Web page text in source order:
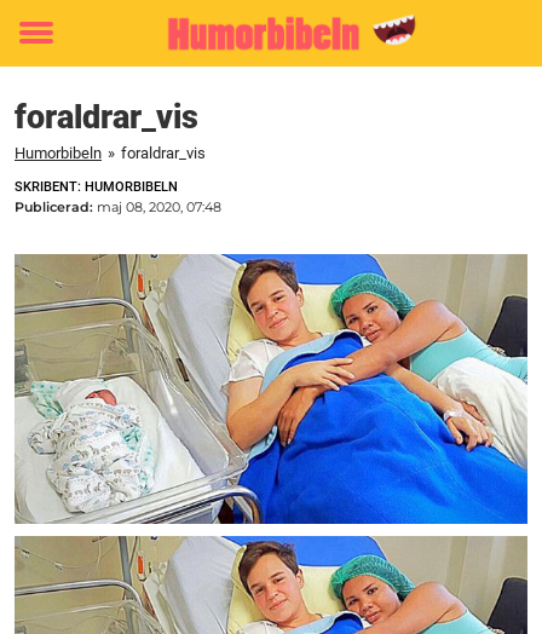
Toggle
foraldrar_vis
Humorbibeln » foraldrar_vis
SKRIBENT: HUMORBIBELN
Publicerad: maj 08, 2020, 07:48